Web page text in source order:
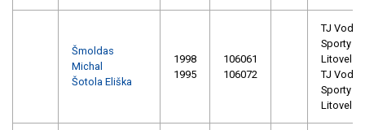
Šmoldas
Michal
Šotola Eliška
1998
1995
106061
106072
TJ Vodní
Sporty
Litovel
TJ Vodní
Sporty
Litovel